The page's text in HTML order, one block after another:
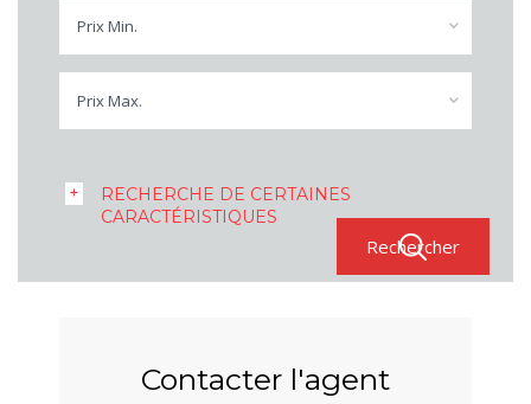
Prix Min.
Prix Max.
RECHERCHE DE CERTAINES
CARACTÉRISTIQUES
Contacter l'agent